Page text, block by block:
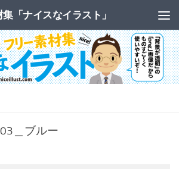
プ「ナイスなイラスト」
＿ブルー